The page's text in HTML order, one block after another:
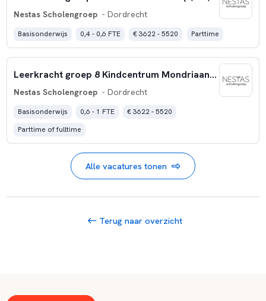
Nestas Scholengroep - Dordrecht
Basisonderwijs 0,4 - 0,6 FTE € 3622 - 5520 Parttime
Leerkracht groep 8 Kindcentrum Mondriaan (0,6-1,0 fte)
Nestas Scholengroep - Dordrecht
Basisonderwijs 0,6 - 1 FTE
€ 3622 - 5520
Parttime of fulltime
Alle vacatures tonen
Terug naar overzicht